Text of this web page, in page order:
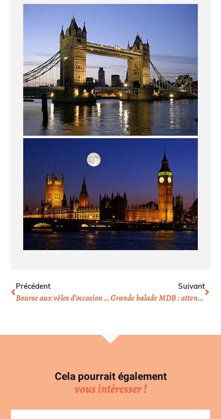
Précédent
Bourse aux vélos d’occasion à Brunoy
Suivant
Grande balade MDB : attention travaux RER-A
Cela pourrait également
vous intéresser !